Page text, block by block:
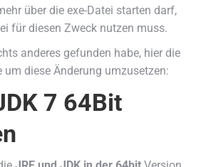
über die exe-Datei starten darf,
für diesen Zweck nutzen muss.
anderes gefunden habe, hier die
diese Änderung umzusetzen:
7 64Bit